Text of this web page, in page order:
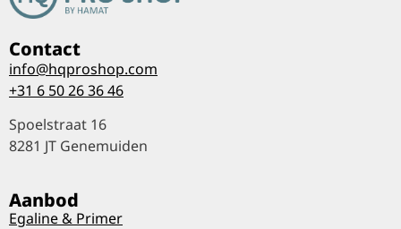
Contact
info@hqproshop.com
+31 6 50 26 36 46
Spoelstraat 16
8281 JT Genemuiden
Aanbod
Egaline & Primer